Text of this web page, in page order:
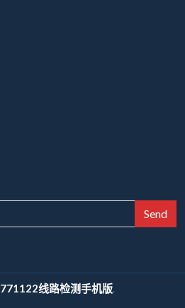
Send
771122线路检测手机版.